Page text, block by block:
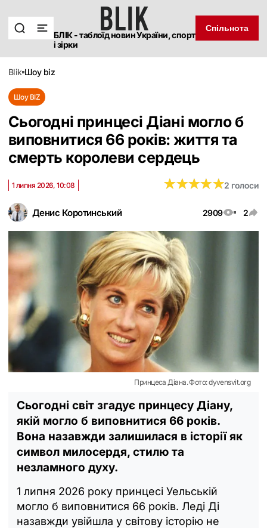
БЛІК - таблоїд новин України, спорт
і зірки
Спільнота
blik шоу biz
Шоу BIZ
Сьогодні принцесі Діані могло б
виповнитися 66 років: життя та
смерть королеви сердець
Денис Коротинський 2909 2
1 липня 2026, 10:08 ★★★★★
★★★★★2 голоси
Принцеса Діана. Фото: dyvensvit.org
Сьогодні світ згадує принцесу Діану,
якій могло б виповнитися 66 років.
Вона назавжди залишилася в історії як
символ милосердя, стилю та
незламного духу.
1 липня 2026 року принцесі Уельській
могло б виповнитися 66 років. Леді Ді
назавжди увійшла у світову історію не